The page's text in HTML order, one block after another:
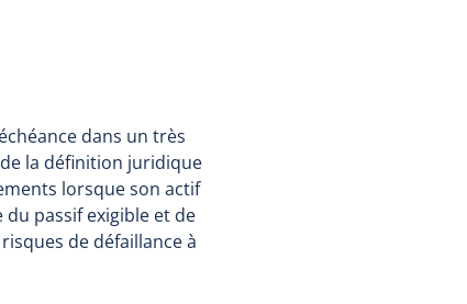
dans un très
la définition juridique
lorsque son actif
du passif exigible et de
de défaillance à